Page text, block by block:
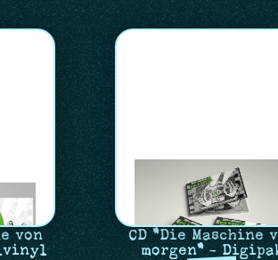
von
CD "Die Maschine
morgen" -